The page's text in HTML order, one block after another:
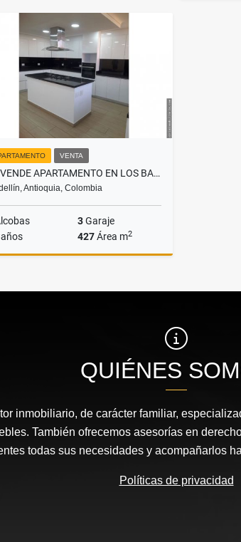
VENTA
SE VENDE APARTAMENTO EN LOS BALSOS EL POBLADO.
Antioquia, Colombia
3Garaje
427Área m2
$2.300.000.000
QUIÉNES
inmobiliario, de carácter familiar,
También ofrecemos asesorías en
todas sus necesidades y acompañarlos
Políticas de privacidad